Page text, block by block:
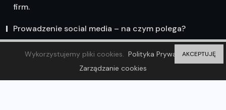
firm.
Prowadzenie social media – na czym polega?
Wykorzystujemy pliki cookies. Polityka Prywatności
Zarządzanie cookies
AKCEPTUJĘ